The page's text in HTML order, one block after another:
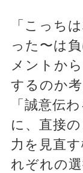
「こっち
った〜は
メントか
するのか
「誠意伝
に、直接
力を見直
れぞれの